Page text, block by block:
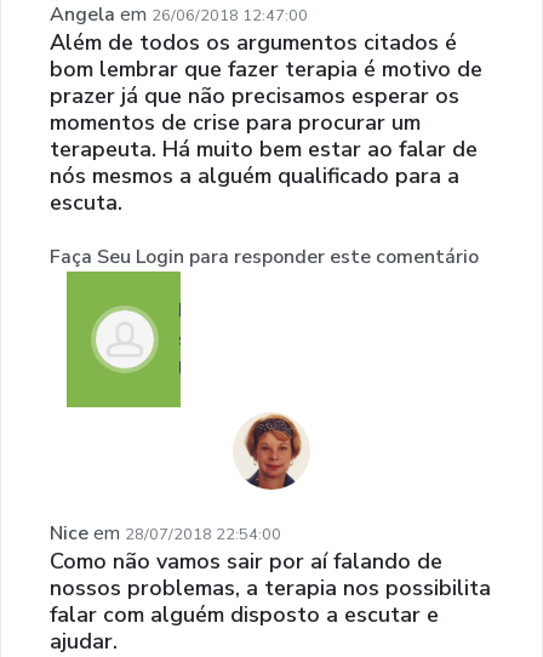
Angela em 26/06/2018 12:47:00
Além de todos os argumentos citados é
bom lembrar que fazer terapia é motivo de
prazer já que não precisamos esperar os
momentos de crise para procurar um
terapeuta. Há muito bem estar ao falar de
nós mesmos a alguém qualificado para a
escuta.
Faça Seu Login para responder este comentário
Faça
seu
login
Niceem 28/07/2018 22:54:00
Como não vamos sair por aí falando de
nossos problemas, a terapia nos possibilita
falar com alguém disposto a escutar e
ajudar.